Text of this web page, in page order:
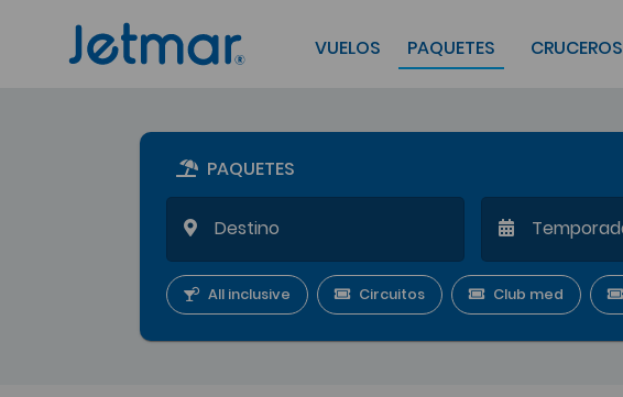
VUELOS PAQUETES CRUCEROS
PAQUETES
All inclusive Circuitos Club med